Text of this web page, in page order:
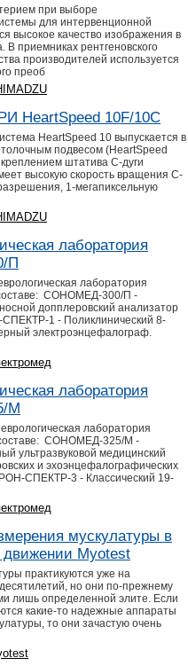
при выборе
для интервенционной
высокое качество изображения в
В приемниках рентгеновского
производителей используется
преоб
HeartSpeed 10F/10C
HeartSpeed 10 выпускается в
подвесом (HeartSpeed
штатива С-дуги
высокую скорость вращения С-
1-мегапиксельную
лаборатория
П
лаборатория
СОНОМЕД-300/П -
допплеровский анализатор
1 - Поликлинический 8-
электроэнцефалограф.
лаборатория
М
лаборатория
СОНОМЕД-325/М -
ультразвуковой медицинский
и эхоэнцефалографических
СПЕКТР-3 - Классический 19-
мускулатуры в
Myotest
практикуются уже на
но они по-прежнему
лишь определенной элите. Если
какие-то надежные аппараты
то они зачастую очень